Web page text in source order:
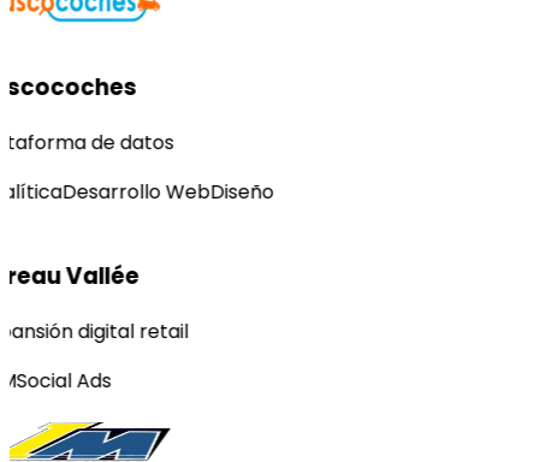
de datos
Desarrollo WebDiseño
Vallée
digital retail
Social Ads